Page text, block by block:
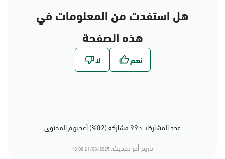
هل استفدت من المعلومات في
هذه الصفحة
عدد المشاركات: 99 مشاركة (82%) أعجبهم المحتوى
تاريخ أخر تحديث: 21/08/2025 13:08